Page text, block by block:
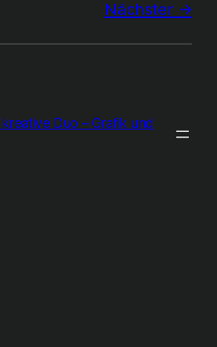
Nächster
Duo – Grafik und